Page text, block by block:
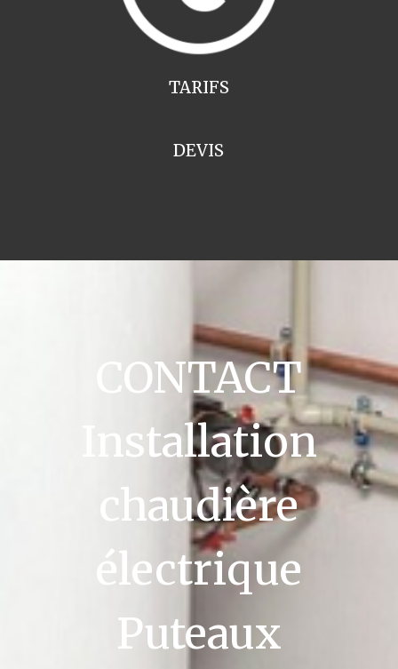
TARIFS
DEVIS
CONTACT
Installation
chaudière
électrique
Puteaux